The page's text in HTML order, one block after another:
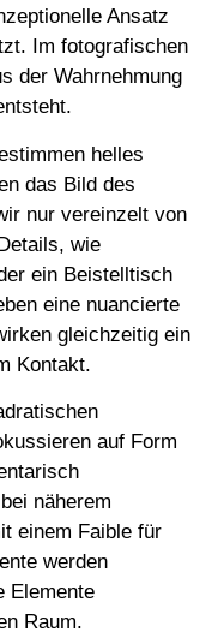
Ansatz
Im fotografischen
der Wahrnehmung
helles
das Bild des
nur vereinzelt von
wie
ein Beistelltisch
eine nuancierte
gleichzeitig ein
Kontakt.
auf Form
näherem
einem Faible für
werden
Elemente
Raum.